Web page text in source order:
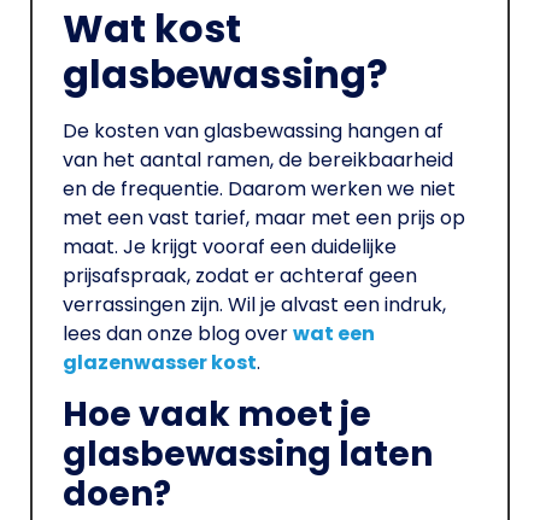
Wat kost
glasbewassing?
De kosten van glasbewassing hangen af
van het aantal ramen, de bereikbaarheid
en de frequentie. Daarom werken we niet
met een vast tarief, maar met een prijs op
maat. Je krijgt vooraf een duidelijke
prijsafspraak, zodat er achteraf geen
verrassingen zijn. Wil je alvast een indruk,
lees dan onze blog overwat een
glazenwasser kost.
Hoe vaak moet je
glasbewassing laten
doen?